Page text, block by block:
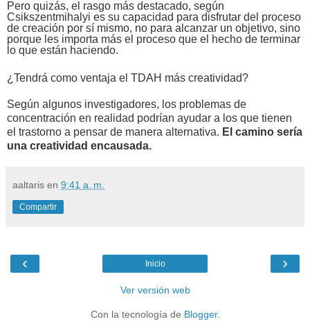
Pero quizás, el rasgo más destacado, según
Csikszentmihalyi es su capacidad para disfrutar del proceso
de creación por sí mismo, no para alcanzar un objetivo, sino
porque les importa más el proceso que el hecho de terminar
lo que están haciendo.
¿Tendrá como ventaja el TDAH más creatividad?
Según algunos investigadores, los problemas de
concentración en realidad podrían ayudar a los que tienen
el trastorno a pensar de manera alternativa. El camino sería
una creatividad encausada.
aaltaris en 9:41 a. m.
Compartir
‹ ›
Inicio
Ver versión web
Con la tecnología de Blogger.